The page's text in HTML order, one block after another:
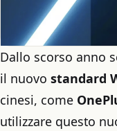
Dallo scorso anno
il nuovo standard
cinesi, come
utilizzare questo